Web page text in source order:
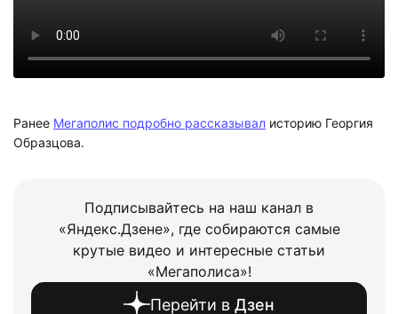
Ранее Мегаполис подробно рассказывал историю Георгия
Образцова.
Подписывайтесь на наш канал в
«Яндекс.Дзене», где собираются самые
крутые видео и интересные статьи
«Мегаполиса»!
Перейти в Дзен